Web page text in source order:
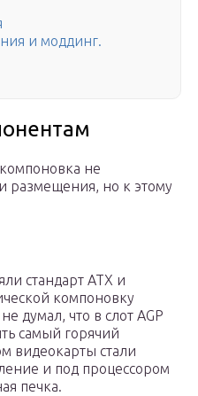
и моддинг.
не
размещения, но к этому
стандарт ATX и
компоновку
думал, что в слот AGP
самый горячий
видеокарты стали
и под процессором
печка.